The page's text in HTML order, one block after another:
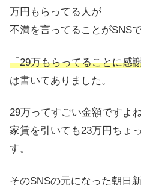
万円もらってる人が
不満を言ってることがSNS
「29万もらってることに感
は書いてありました。
29万ってすごい金額ですよ
家賃を引いても23万円ちょ
す。
そのSNSの元になった朝日